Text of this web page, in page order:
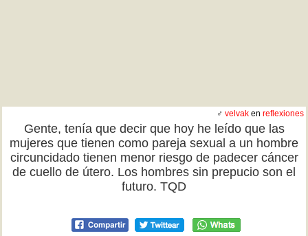
♂ velvak en reflexiones
Gente, tenía que decir que hoy he leído que las
mujeres que tienen como pareja sexual a un hombre
circuncidado tienen menor riesgo de padecer cáncer
de cuello de útero. Los hombres sin prepucio son el
futuro. TQD